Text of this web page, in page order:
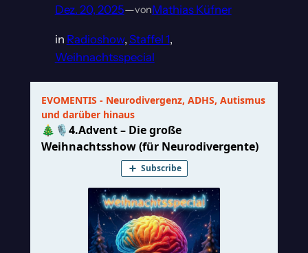
Dez. 20, 2025—vonMathias Küfner
in Radioshow, Staffel 1
Weihnachtsspecial